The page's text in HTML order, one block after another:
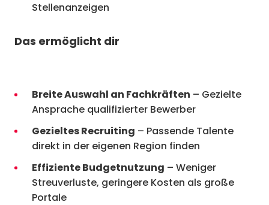
Stellenanzeigen
Das ermöglicht dir
Breite Auswahl an Fachkräften – Gezielte
Ansprache qualifizierter Bewerber
Gezieltes Recruiting – Passende Talente
direkt in der eigenen Region finden
Effiziente Budgetnutzung – Weniger
Streuverluste, geringere Kosten als große
Portale